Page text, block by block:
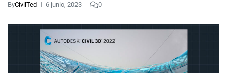
ByCivilTed 6 junio, 2023 0